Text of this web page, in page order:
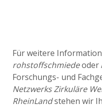
Für weitere
rohstoffschmiedeoder
Forschungs- und
Netzwerks Zirkuläre
RheinLandstehen wir